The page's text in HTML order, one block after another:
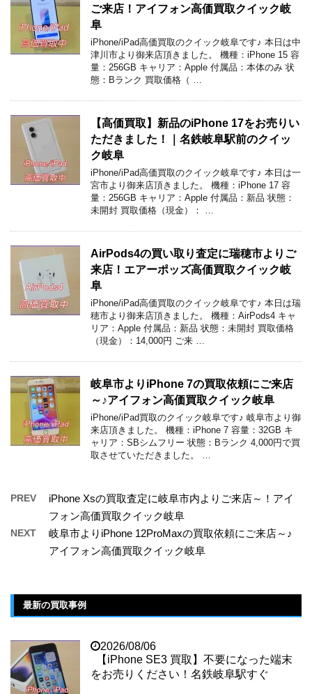
ご来店！アイフォン高価買取クイック岐
阜
iPhone/iPad高価買取のクイック岐阜です♪ 本日は中
津川市より御来店頂きました。 機種：iPhone 15 容
量：256GB キャリア：Apple 付属品：本体のみ 状
態：Bランク 買取価格（ …
【高価買取】新品のiPhone 17をお売りい
ただきました！｜名鉄岐阜駅前のクイッ
ク岐阜
iPhone/iPad高価買取のクイック岐阜です♪ 本日は一
宮市より御来店頂きました。 機種：iPhone 17 容
量：256GB キャリア：Apple 付属品：新品 状態：
未開封 買取価格（現金）： …
AirPods4の買い取り査定に瑞穂市よりご
来店！エアーポッズ高価買取クイック岐
阜
iPhone/iPad高価買取のクイック岐阜です♪ 本日は瑞
穂市より御来店頂きました。 機種：AirPods4 キャ
リア：Apple 付属品：新品 状態：未開封 買取価格
（現金）：14,000円 ご来 …
岐阜市よりiPhone 7の買取依頼にご来店
～♪アイフォン高価買取クイック岐阜
iPhone/iPad買取のクイック岐阜です♪ 岐阜市より御
来店頂きました。 機種：iPhone 7 容量：32GB キ
ャリア：SBシムフリー 状態：Bランク 4,000円で買
取させていただきました。 …
PREV
iPhone Xsの買取査定に岐阜市内よりご来店～！アイ
フォン高価買取クイック岐阜
NEXT
岐阜市よりiPhone 12ProMaxの買取依頼にご来店～♪
アイフォン高価買取クイック岐阜
最新の買取事例
2026/08/06
【iPhone SE3 買取】不要になった端末
をお売りください！名鉄岐阜駅すぐ